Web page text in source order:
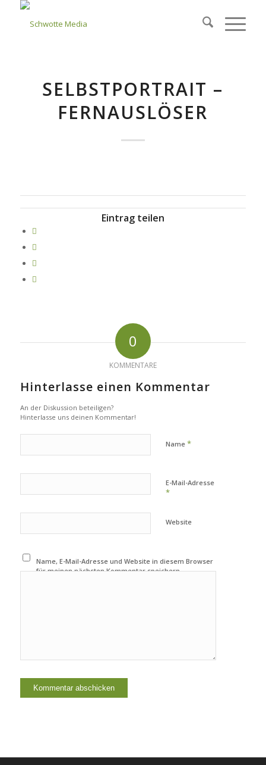
SELBSTPORTRAIT –
FERNAUSLÖSER
Eintrag teilen
0
KOMMENTARE
Hinterlasse einen Kommentar
An der Diskussion beteiligen?
Hinterlasse uns deinen Kommentar!
Name *
E-Mail-Adresse
*
Website
Name, E-Mail-Adresse und Website in diesem Browser
für meinen nächsten Kommentar speichern.